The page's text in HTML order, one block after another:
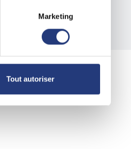
mètres près
(empreintes
Marketing
Tout autoriser